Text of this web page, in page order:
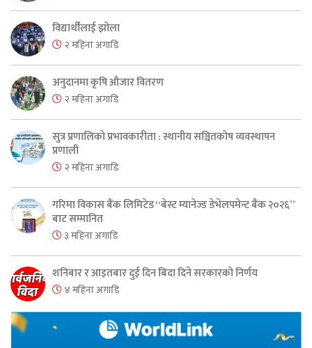
विद्यार्थीलाई झोला
२ महिना अगाडि
अनुदानमा कृषि औजार वितरण
२ महिना अगाडि
सुत्र प्रणालिको प्रभावकारीता : स्थानीय सञ्चितकोष व्यवस्थापन
प्रणाली
२ महिना अगाडि
गरिमा विकास बैंक लिमिटेड “बेस्ट म्यानेज्ड डेभेलपमेन्ट बैंक २०२६”
बाट सम्मानित
३ महिना अगाडि
शनिबार र आइतबार दुई दिन बिदा दिने सरकारको निर्णय
४ महिना अगाडि